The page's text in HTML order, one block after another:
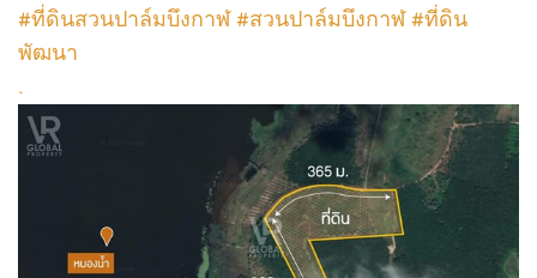
#ที่ดินสวนปาล์มบึงกาฬ #สวนปาล์มบึงกาฬ #ที่ดิน
พัฒนา
.